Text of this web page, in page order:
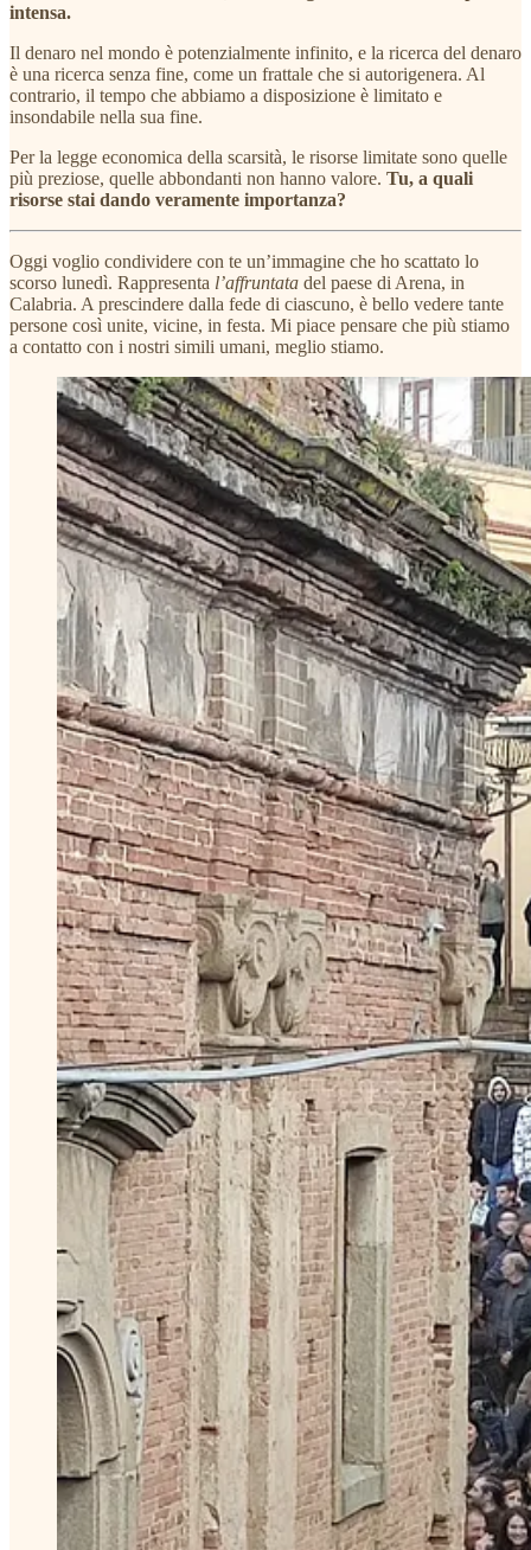
intensa.
Il denaro nel mondo è potenzialmente infinito, e la ricerca del denaro
è una ricerca senza fine, come un frattale che si autorigenera. Al
contrario, il tempo che abbiamo a disposizione è limitato e
insondabile nella sua fine.
Per la legge economica della scarsità, le risorse limitate sono quelle
più preziose, quelle abbondanti non hanno valore. Tu, a quali
risorse stai dando veramente importanza?
Oggi voglio condividere con te un’immagine che ho scattato lo
scorso lunedì. Rappresenta l’affruntata del paese di Arena, in
Calabria. A prescindere dalla fede di ciascuno, è bello vedere tante
persone così unite, vicine, in festa. Mi piace pensare che più stiamo
a contatto con i nostri simili umani, meglio stiamo.